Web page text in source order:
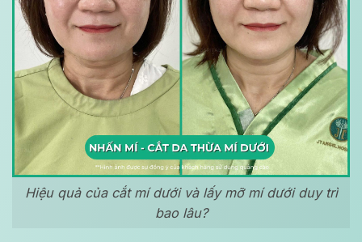
Hiệu quả của cắt mí dưới và lấy mỡ mí dưới duy trì
bao lâu?